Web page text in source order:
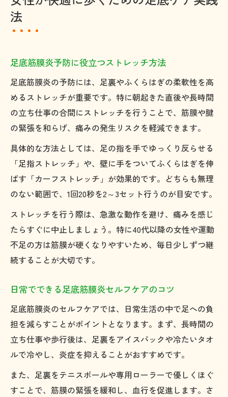
法
足底筋膜炎予防に役立つストレッチ方法
足底筋膜炎の予防には、足裏やふくらはぎの柔軟性を高
めるストレッチが重要です。特に朝起きた直後や長時間
の立ち仕事の合間にストレッチを行うことで、筋膜や腱
の緊張を和らげ、痛みの発生リスクを軽減できます。
具体的な方法としては、足の指を手でゆっくり反らせる
「足指ストレッチ」や、壁に手をついてふくらはぎを伸
ばす「カーフストレッチ」が効果的です。どちらも無理
のない範囲で、1回20秒を2～3セット行うのが目安です。
ストレッチを行う際は、急激な動作を避け、痛みを感じ
たらすぐに中止しましょう。特に40代以降の女性や運動
不足の方は筋膜が硬くなりやすいため、毎日少しずつ継
続することが大切です。
日常でできる足底筋膜炎セルフケアのコツ
足底筋膜炎のセルフケアでは、日常生活の中で足への負
担を減らすことがポイントとなります。まず、長時間の
立ち仕事や歩行後は、足裏をアイスパックや冷たいタオ
ルで冷やし、炎症を抑えることがおすすめです。
また、足裏をテニスボールや専用ローラーで優しくほぐ
すことで、筋膜の緊張を緩和し、血行を促進します。さ